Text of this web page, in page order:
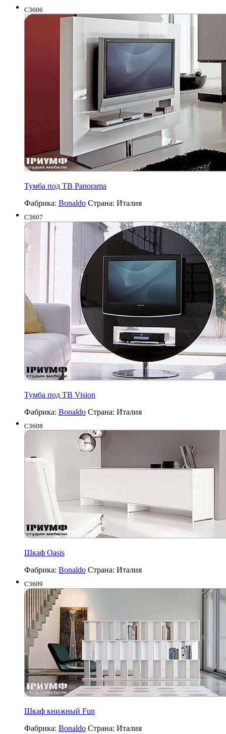
C3606
Тумба под ТВ Panorama
Фабрика: Bonaldo Страна: Италия
C3607
Тумба под ТВ Vision
Фабрика: Bonaldo Страна: Италия
C3608
Шкаф Oasis
Фабрика: Bonaldo Страна: Италия
C3609
Шкаф книжный Fun
Фабрика: Bonaldo Страна: Италия